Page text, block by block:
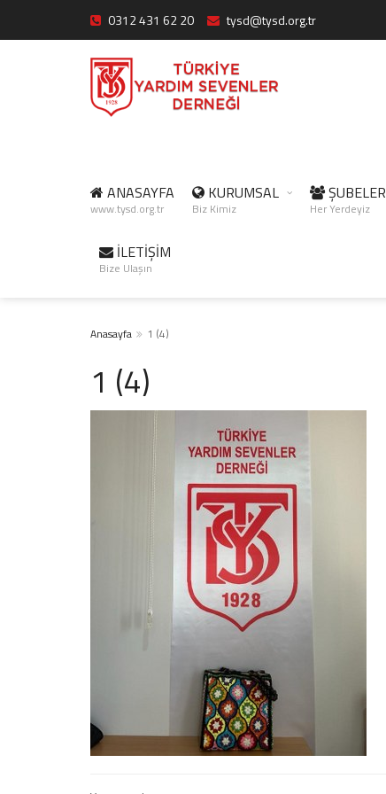
0312 431 62 20 tysd@tysd.org.tr
ANASAYFA
www.tysd.org.tr
KURUMSAL
Biz Kimiz
ŞUBELER
Her Yerdeyiz
İLETİŞİM
Bize Ulaşın
Anasayfa 1 (4)
1 (4)